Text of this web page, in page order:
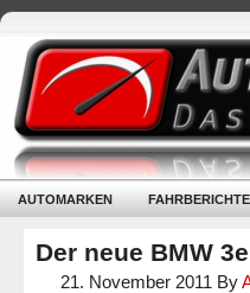
AUTOMARKEN FAHRBERICHTE
Der neue BMW
21. November 2011 By